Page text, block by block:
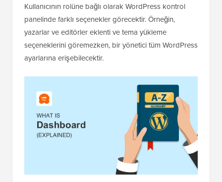
Kullanıcının rolüne bağlı olarak WordPress kontrol
panelinde farklı seçenekler görecektir. Örneğin,
yazarlar ve editörler eklenti ve tema yükleme
seçeneklerini göremezken, bir yönetici tüm WordPress
ayarlarına erişebilecektir.